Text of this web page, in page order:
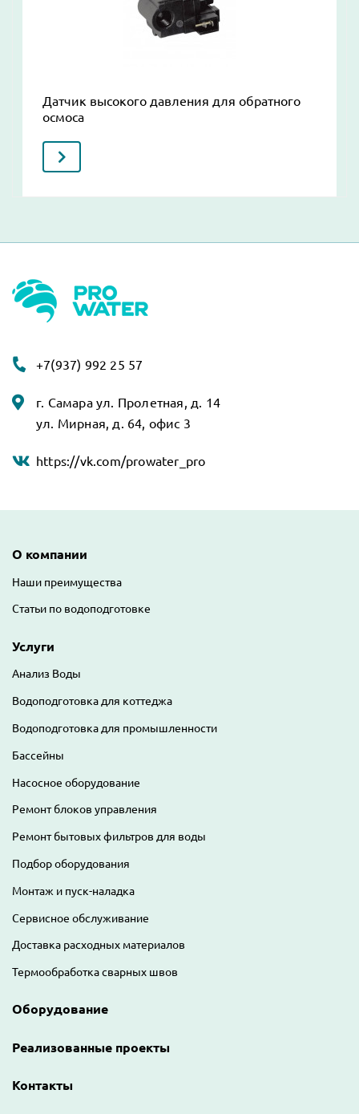
Датчик высокого давления для обратного
осмоса
+7(937) 992 25 57
г. Самара ул. Пролетная, д. 14
ул. Мирная, д. 64, офис 3
https://vk.com/prowater_pro
Основная навигация
О компании
Наши преимущества
Статьи по водоподготовке
Услуги
Анализ Воды
Водоподготовка для коттеджа
Водоподготовка для промышленности
Бассейны
Насосное оборудование
Ремонт блоков управления
Ремонт бытовых фильтров для воды
Подбор оборудования
Монтаж и пуск-наладка
Сервисное обслуживание
Доставка расходных материалов
Термообработка сварных швов
Оборудование
Реализованные проекты
Контакты